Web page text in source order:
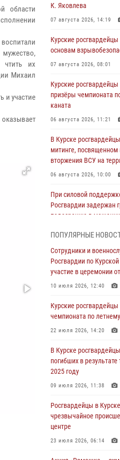
области
мужество,
их
Михаил
и участие
К. Яковлева
07 августа 2026, 14:19
Курские
основам
07 августа 2026, 08:01
Курские
призёры чемпионата
каната
06 августа 2026, 11:21
В Курске
митинге, посвященном
вторжения ВСУ на
06 августа 2026, 10:00
При силовой
Росгвардии задержан
подозрению в
Курские
знакомить
особенностями службы
05 августа 2026, 12:45
Росгвардейцы в
ЧОП в детских
05 августа 2026, 09:51
При содействии
Курске пресечена
партии наркотиков
04 августа 2026, 12:52
За прошедшую неделю
Курской области
оружия
04 августа 2026, 07:00
ПОПУЛЯРНЫЕ
Сотрудники и
Росгвардии по
участие в церемонии
10 июля 2026, 12:40
Курские
чемпионата по
22 июля 2026, 14:20
В Курске
погибших в
2025 году
09 июля 2026, 11:38
Росгвардейцы в
чрезвычайное
центре
23 июля 2026, 06:14